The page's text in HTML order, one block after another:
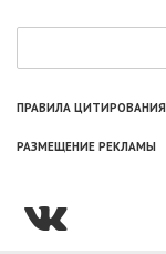
ПРАВИЛА ЦИТИРОВАНИЯ
РАЗМЕЩЕНИЕ РЕКЛАМЫ